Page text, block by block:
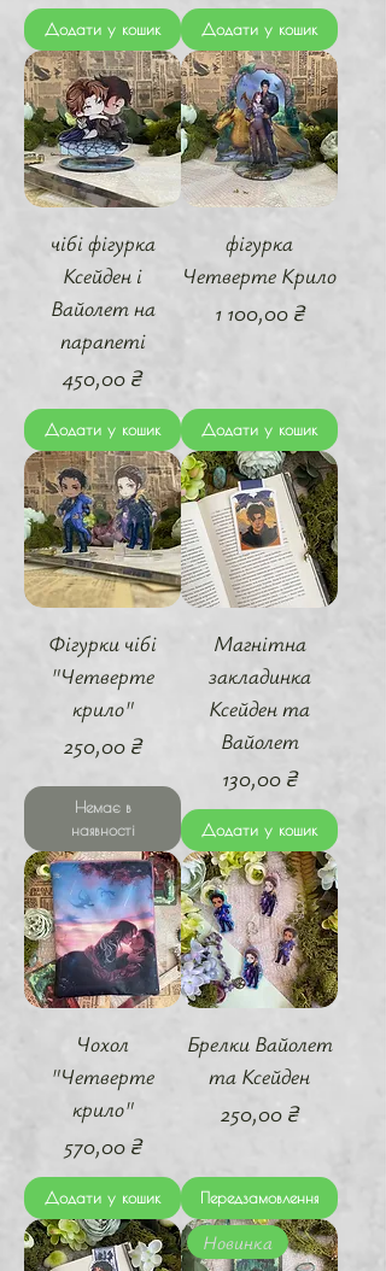
Додати у кошик Додати у кошик
чібі фігурка
Ксейден і
Вайолет на
парапеті
Ціна
450,00 ₴
Додати у кошик
фігурка
Четверте Крило
Ціна
1 100,00 ₴
Додати у кошик
Фігурки чібі
"Четверте
крило"
Ціна
250,00 ₴
Немає в
наявності
Магнітна
закладинка
Ксейден та
Вайолет
Ціна
130,00 ₴
Додати у кошик
Чохол
"Четверте
крило"
Ціна
570,00 ₴
Додати у кошик
Брелки Вайолет
та Ксейден
Ціна
250,00 ₴
Передзамовлення
Новинка